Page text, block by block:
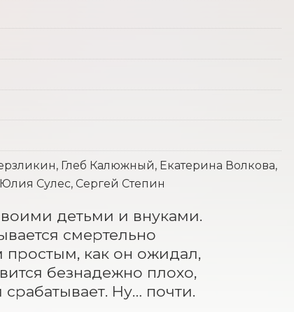
Глеб Калюжный, Екатерина Волкова,
Сулес, Сергей Степин
детьми и внуками.
смертельно
простым, как он ожидал,
безнадежно плохо,
Ну… почти.